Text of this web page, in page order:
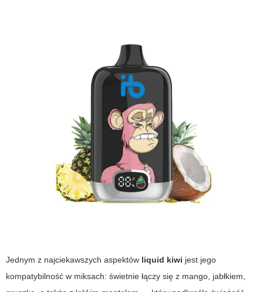
Jednym z najciekawszych aspektów liquid kiwi jest jego
kompatybilność w miksach: świetnie łączy się z mango jabłkiem